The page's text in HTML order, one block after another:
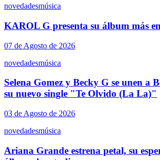
novedadesmúsica
KAROL G presenta su álbum más
07 de Agosto de 2026
novedadesmúsica
Selena Gomez y Becky G se unen a
su nuevo single "Te Olvido (La La)"
03 de Agosto de 2026
novedadesmúsica
Ariana Grande estrena petal, su